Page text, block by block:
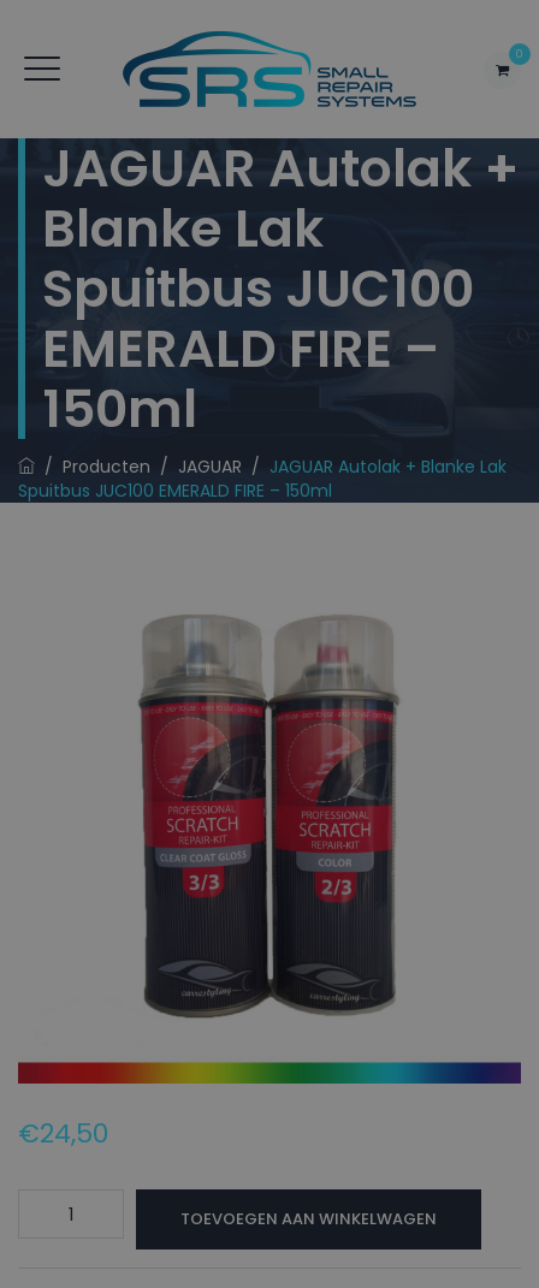
0
JAGUAR Autolak +
Blanke Lak
Spuitbus JUC100
EMERALD FIRE –
150ml
/ Producten / JAGUAR / JAGUAR Autolak + Blanke Lak
Spuitbus JUC100 EMERALD FIRE – 150ml
€24,50
JAGUAR
TOEVOEGEN AAN WINKELWAGEN